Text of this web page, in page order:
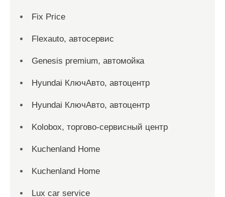
Fix Price
Flexauto, автосервис
Genesis premium, автомойка
Hyundai КлючАвто, автоцентр
Hyundai КлючАвто, автоцентр
Kolobox, торгово-сервисный центр
Kuchenland Home
Kuchenland Home
Lux car service